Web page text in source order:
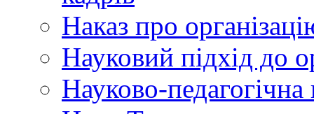
Наказ про
Науковий підхід до
Науково-